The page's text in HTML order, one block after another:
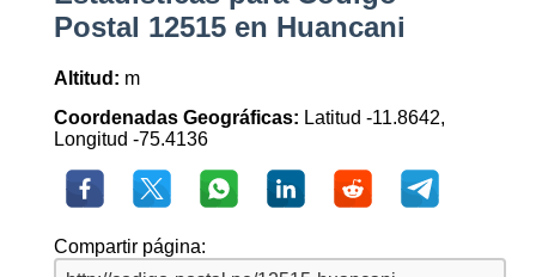
Postal 12515 en Huancani
Altitud: m
Coordenadas Geográficas: Latitud -11.8642,
Longitud -75.4136
Compartir página: